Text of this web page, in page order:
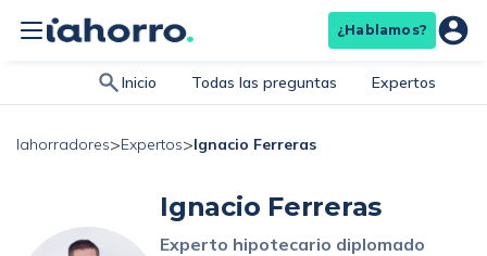
¿Hablamos?
Inicio Todas las preguntas Expertos
Iahorradores>Expertos>Ignacio Ferreras
Ignacio Ferreras
Experto hipotecario diplomado